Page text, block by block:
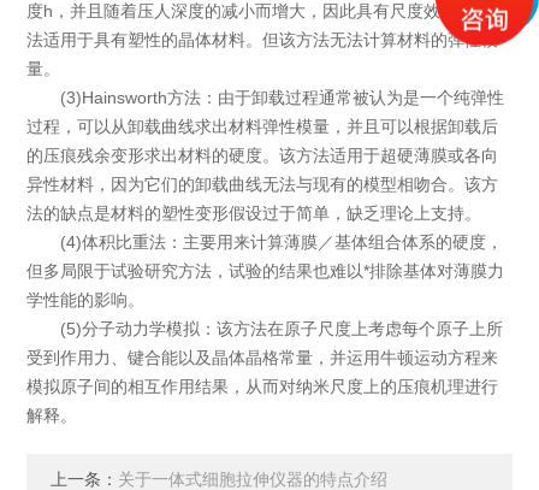
度h，并且随着压人深度的减小而增大，因此具有尺度效应。该方
法适用于具有塑性的晶体材料。但该方法无法计算材料的弹性模
量。
(3)Hainsworth方法：由于卸载过程通常被认为是一个纯弹性
过程，可以从卸载曲线求出材料弹性模量，并且可以根据卸载后
的压痕残余变形求出材料的硬度。该方法适用于超硬薄膜或各向
异性材料，因为它们的卸载曲线无法与现有的模型相吻合。该方
法的缺点是材料的塑性变形假设过于简单，缺乏理论上支持。
(4)体积比重法：主要用来计算薄膜／基体组合体系的硬度，
但多局限于试验研究方法，试验的结果也难以*排除基体对薄膜力
学性能的影响。
(5)分子动力学模拟：该方法在原子尺度上考虑每个原子上所
受到作用力、键合能以及晶体晶格常量，并运用牛顿运动方程来
模拟原子间的相互作用结果，从而对纳米尺度上的压痕机理进行
解释。
上一条： 关于一体式细胞拉伸仪器的特点介绍